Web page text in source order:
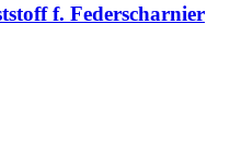
f. Federscharnier